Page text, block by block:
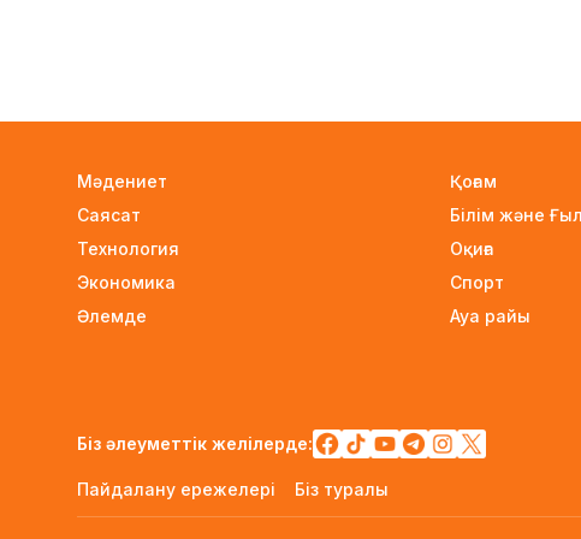
Мәдениет
Саясат
Технология
Экономика
Әлемде
Қоғам
Білім және
Оқиға
Спорт
Ауа райы
Біз әлеуметтік желілерде:
Пайдалану ережелері Біз туралы